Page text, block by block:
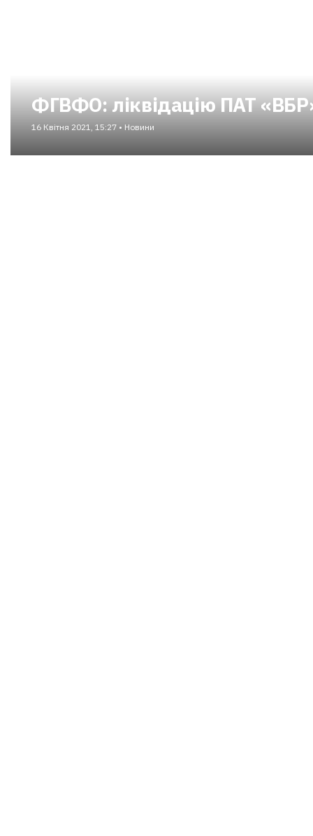
ФГВФО: ліквідацію ПАТ
16 Квітня 2021, 15:27 • Новини